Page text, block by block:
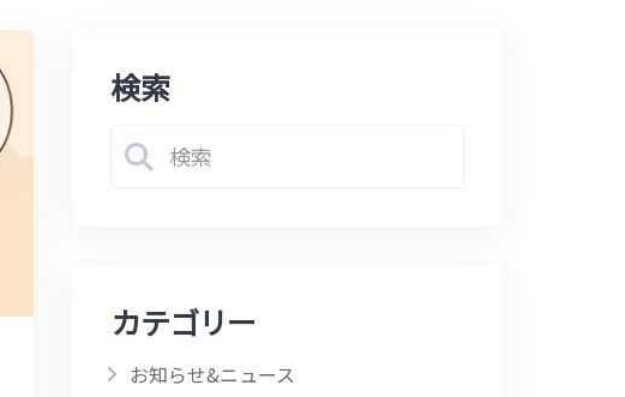
検索
カテゴリー
お知らせ&ニュース